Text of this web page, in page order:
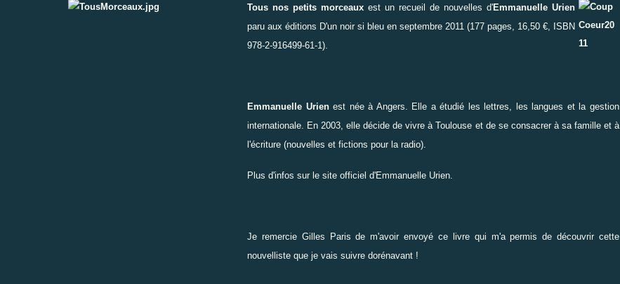
Tous nos petits morceaux est un recueil de nouvelles d'Emmanuelle Urien
paru aux éditions D'un noir si bleu en septembre 2011 (177 pages, 16,50 €, ISBN
978-2-916499-61-1).
Emmanuelle Urienest née à Angers. Elle a étudié les lettres, les langues et la gestion
internationale. En 2003, elle décide de vivre à Toulouse et de se consacrer à sa famille et à
l'écriture (nouvelles et fictions pour la radio).
Plus d'infos sur le site officiel d'Emmanuelle Urien
Je remercie Gilles Paris de m'avoir envoyé ce livre qui m'a permis de découvrir cette
nouvelliste que je vais suivre dorénavant !